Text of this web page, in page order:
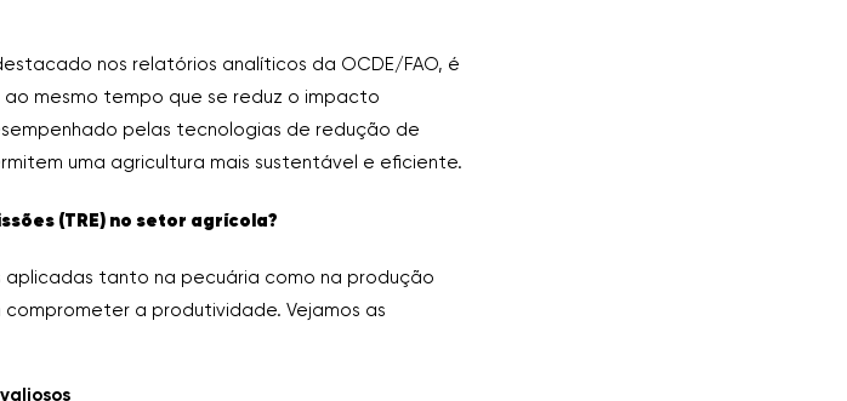
nos relatórios analíticos da OCDE/FAO, é
mesmo tempo que se reduz o impacto
pelas tecnologias de redução de
uma agricultura mais sustentável e eficiente.
(TRE) no setor agrícola?
tanto na pecuária como na produção
comprometer a produtividade. Vejamos as